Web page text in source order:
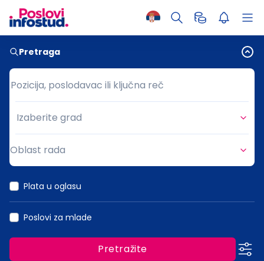
Pretraga
Pozicija, poslodavac ili ključna reč
Pozicija, poslodavac ili ključna reč
Grad
Izaberite grad
Oblast rada
Plata u oglasu
Poslovi za mlade
Pretražite